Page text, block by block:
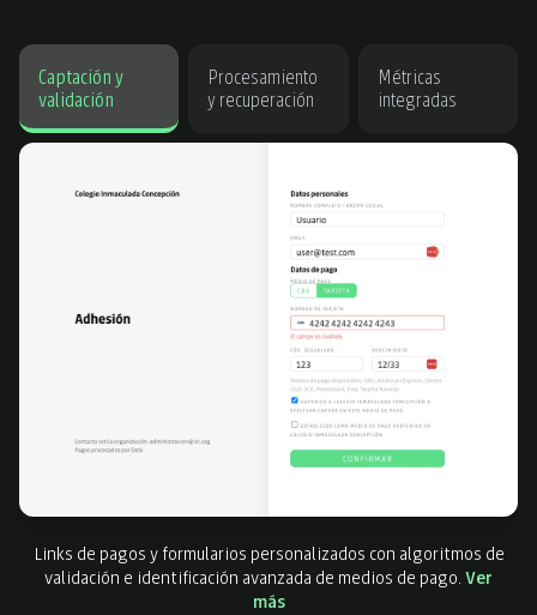
Captación y
validación
Procesamiento
y recuperación
Métricas
integradas
Links de pagos y formularios personalizados con algoritmos de
validación e identificación avanzada de medios de pago. Ver
más